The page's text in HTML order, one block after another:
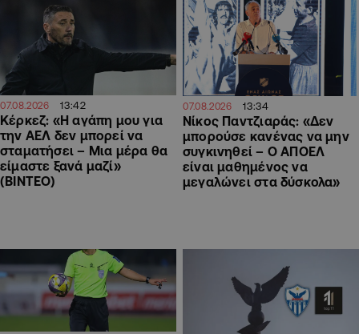
07.08.2026 13:42
Κέρκεζ: «Η αγάπη μου για
την ΑΕΛ δεν μπορεί να
σταματήσει – Μια μέρα θα
είμαστε ξανά μαζί»
(ΒΙΝΤΕΟ)
07.08.2026 13:34
Νίκος Παντζιαράς: «Δεν
μπορούσε κανένας να μην
συγκινηθεί – Ο ΑΠΟΕΛ
είναι μαθημένος να
μεγαλώνει στα δύσκολα»